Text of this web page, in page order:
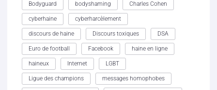
Bodyguard bodyshaming Charles Cohen
cyberhaine cyberharcèlement
discours de haine Discours toxiques DSA
Euro de football Facebook haine en ligne
haineux Internet LGBT
Ligue des champions messages homophobes